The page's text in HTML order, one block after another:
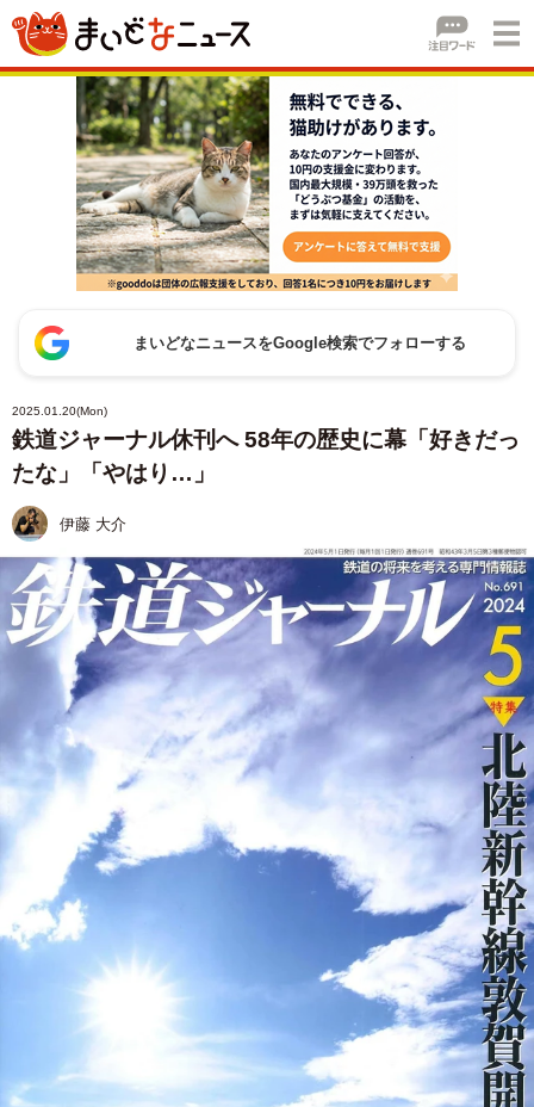
まいどなニュースをGoogle検索でフォローする
2025.01.20(Mon)
鉄道ジャーナル休刊へ 58年の歴史に幕「好きだっ
たな」「やはり…」
伊藤 大介